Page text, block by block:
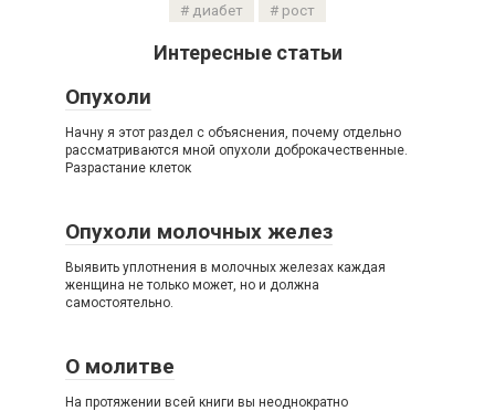
диабет рост
Интересные статьи
Опухоли
Начну я этот раздел с объяснения, почему отдельно
рассматриваются мной опухоли доброкачественные.
Разрастание клеток
Опухоли молочных желез
Выявить уплотнения в молочных железах каждая
женщина не только может, но и должна
самостоятельно.
О молитве
На протяжении всей книги вы неоднократно